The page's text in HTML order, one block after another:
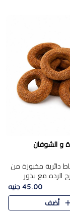
و الشوفان
دائرية مخبوزة من
الرده مع بذور
الحبوب والبذور،
صباح.
45.00 جنيه
أضف